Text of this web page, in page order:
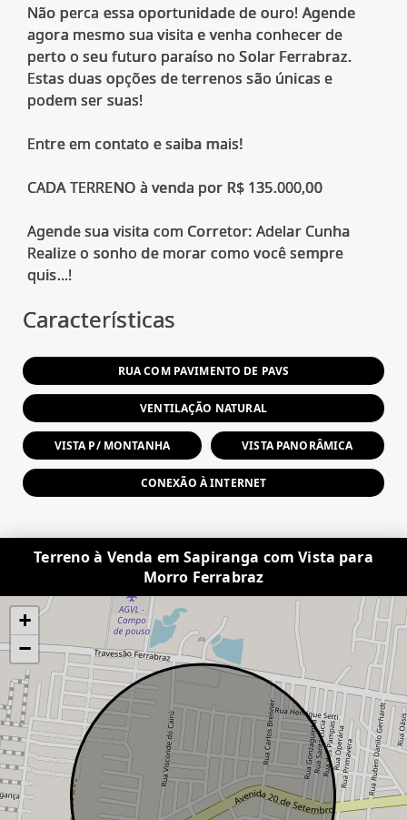
Não perca essa oportunidade de ouro! Agende
agora mesmo sua visita e venha conhecer de
perto o seu futuro paraíso no Solar Ferrabraz.
Estas duas opções de terrenos são únicas e
podem ser suas!
Entre em contato e saiba mais!
CADA TERRENO à venda por R$ 135.000,00
Agende sua visita com Corretor: Adelar Cunha
Realize o sonho de morar como você sempre
Características
RUA COM PAVIMENTO DE PAVS
VENTILAÇÃO NATURAL
VISTA P/ MONTANHA VISTA PANORÂMICA
CONEXÃO À INTERNET
Terreno à Venda em Sapiranga com Vista para
Morro Ferrabraz
+
−